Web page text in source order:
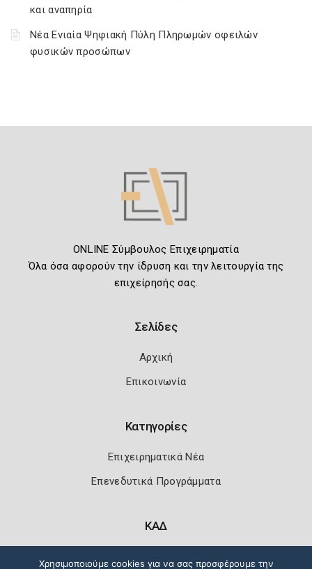
και αναπηρία
Νέα Ενιαία Ψηφιακή Πύλη Πληρωμών οφειλών
φυσικών προσώπων
ONLINE Σύμβουλος Επιχειρηματία
Όλα όσα αφορούν την ίδρυση και την λειτουργία της
επιχείρησής σας.
Σελίδες
Αρχική
Επικοινωνία
Κατηγορίες
Επιχειρηματικά Νέα
Επενεδυτικά Προγράμματα
ΚΑΔ
Χρησιμοποιούμε cookies για να σας προσφέρουμε την